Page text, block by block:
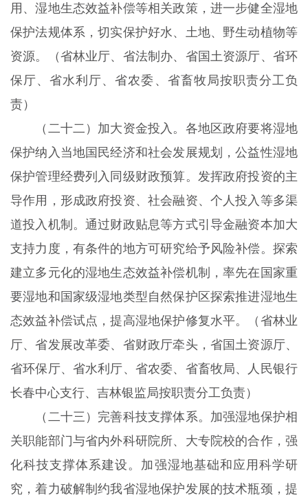
用、湿地生态效益补偿等相关政策，进一步健全湿地
保护法规体系，切实保护好水、土地、野生动植物等
资源。（省林业厅、省法制办、省国土资源厅、省环
保厅、省水利厅、省农委、省畜牧局按职责分工负
责）
（二十二）加大资金投入。各地区政府要将湿地
保护纳入当地国民经济和社会发展规划，公益性湿地
保护管理经费列入同级财政预算。发挥政府投资的主
导作用，形成政府投资、社会融资、个人投入等多渠
道投入机制。通过财政贴息等方式引导金融资本加大
支持力度，有条件的地方可研究给予风险补偿。探索
建立多元化的湿地生态效益补偿机制，率先在国家重
要湿地和国家级湿地类型自然保护区探索推进湿地生
态效益补偿试点，提高湿地保护修复水平。（省林业
厅、省发展改革委、省财政厅牵头，省国土资源厅、
省环保厅、省水利厅、省农委、省畜牧局、人民银行
长春中心支行、吉林银监局按职责分工负责）
（二十三）完善科技支撑体系。加强湿地保护相
关职能部门与省内外科研院所、大专院校的合作，强
化科技支撑体系建设。加强湿地基础和应用科学研
究，着力破解制约我省湿地保护发展的技术瓶颈，提